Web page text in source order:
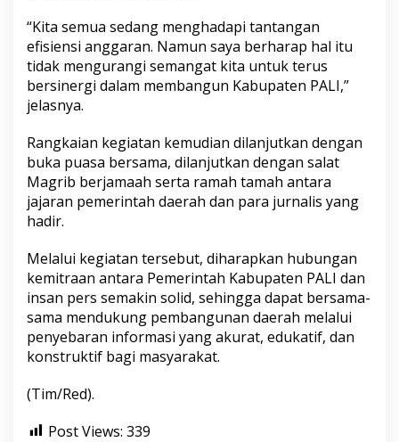
“Kita semua sedang menghadapi tantangan
efisiensi anggaran. Namun saya berharap hal itu
tidak mengurangi semangat kita untuk terus
bersinergi dalam membangun Kabupaten PALI,”
jelasnya.
Rangkaian kegiatan kemudian dilanjutkan dengan
buka puasa bersama, dilanjutkan dengan salat
Magrib berjamaah serta ramah tamah antara
jajaran pemerintah daerah dan para jurnalis yang
hadir.
Melalui kegiatan tersebut, diharapkan hubungan
kemitraan antara Pemerintah Kabupaten PALI dan
insan pers semakin solid, sehingga dapat bersama-
sama mendukung pembangunan daerah melalui
penyebaran informasi yang akurat, edukatif, dan
konstruktif bagi masyarakat.
(Tim/Red).
Post Views: 339